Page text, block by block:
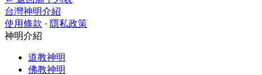
台灣神明介紹
使用條款 · 隱私政策
神明介紹
道教神明
佛教神明